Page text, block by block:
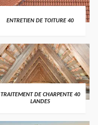
ENTRETIEN DE TOITURE 40
TRAITEMENT DE CHARPENTE 40
LANDES